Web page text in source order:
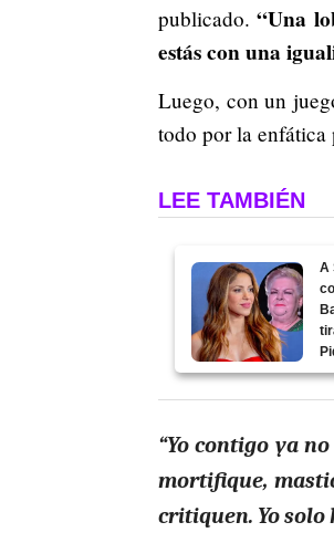
publicado.“Una
estás con una
Luego, con un
todo por la enfática
LEE TAMBIÉN
A
“Yo contigo ya
mortifique,
critiquen. Yo solo